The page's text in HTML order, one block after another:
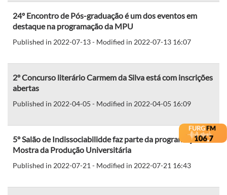
24º Encontro de Pós-graduação é um dos eventos em
destaque na programação da MPU
Published in 2022-07-13 - Modified in 2022-07-13 16:07
2º Concurso literário Carmem da Silva está com inscrições
abertas
Published in 2022-04-05 - Modified in 2022-04-05 16:09
5º Salão de Indissociabilidde faz parte da programação da
Mostra da Produção Universitária
Published in 2022-07-21 - Modified in 2022-07-21 16:43